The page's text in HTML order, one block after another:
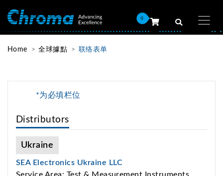
0
Home 全球據點 联络表单
*为必填栏位
Distributors
Ukraine
SEA Electronics Ukraine LLC
Service Area: Test & Measurement Instruments